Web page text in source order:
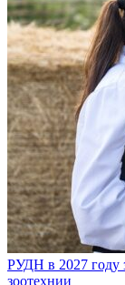
РУДН в 2027 году
зоотехнии